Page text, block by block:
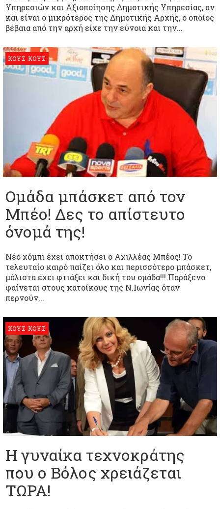
Υπηρεσιών και Αξιοποίησης Δημοτικής Υπηρεσίας, αν
και είναι ο μικρότερος της Δημοτικής Αρχής, ο οποίος
βέβαια από την αρχή είχε την εύνοια και την...
ΚΟΥΣ ΚΟΥΣ
Oμάδα μπάσκετ από τον
Μπέο! Δες το απίστευτο
όνομά της!
Νέο χόμπι έχει αποκτήσει ο Αχιλλέας Μπέος! Το
τελευταίο καιρό παίζει όλο και περισσότερο μπάσκετ,
μάλιστα έχει φτιάξει και δική του ομάδα!!! Παράξενο
φαίνεται στους κατοίκους της Ν.Ιωνίας όταν
περνούν...
ΚΟΥΣ ΚΟΥΣ
Η γυναίκα τεχνοκράτης
που ο Βόλος χρειάζεται
ΤΩΡΑ!